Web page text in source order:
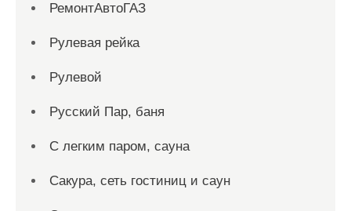
РемонтАвтоГАЗ
Рулевая рейка
Рулевой
Русский Пар, баня
С легким паром, сауна
Сакура, сеть гостиниц и саун